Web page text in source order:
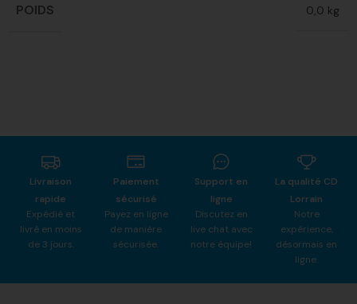
POIDS 0,0 kg
Livraison
rapide
Expédié et
livré en moins
de 3 jours.
Paiement
sécurisé
Payez en ligne
de manière
sécurisée.
Support en
ligne
Discutez en
live chat avec
notre équipe!
La qualité CD
Lorrain
Notre
expérience,
désormais en
ligne.